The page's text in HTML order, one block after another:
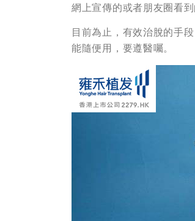
網上宣傳的或者朋友圈看
目前為止，有效治脫的手
能隨便用，要遵醫囑。